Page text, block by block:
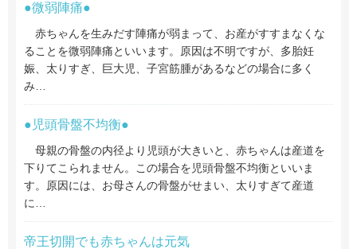
●微弱陣痛●
赤ちゃんを生みだす陣痛が弱まって、お産がすすまなくな
ることを微弱陣痛といいます。原因は不明ですが、多胎妊
娠、太りすぎ、巨大児、子宮筋腫があるなどの場合に多く
み…
●児頭骨盤不均衡●
母親の骨盤の内径より児頭が大きいと、赤ちゃんは産道を
下りてこられません。この場合を児頭骨盤不均衡といいま
す。原因には、お母さんの骨盤がせまい、太りすぎて産道
に…
帝王切開でも赤ちゃんは元気